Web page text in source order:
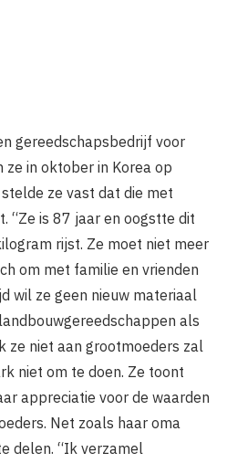
gereedschapsbedrijf voor
ze in oktober in Korea op
ze vast dat die met
“Ze is 87 jaar en oogstte dit
rijst. Ze moet niet meer
om met familie en vrienden
wil ze geen nieuw materiaal
als
ze niet aan grootmoeders zal
niet om te doen. Ze toont
appreciatie voor de waarden
Net zoals haar oma
delen. “Ik verzamel